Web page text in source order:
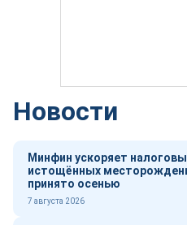
Новости
Минфин ускоряет
истощённых
принято осенью
7 августа 2026